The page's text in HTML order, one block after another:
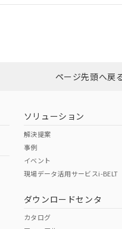
ードはこちら
（日本
（アメリカ
その他の認
ページ先頭へ戻
ソリューション
解決提案
事例
イベント
現場データ活用サービスi-BELT
ダウンロードセンタ
カタログ